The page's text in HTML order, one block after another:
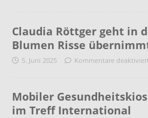
Claudia Röttger geht in
Blumen Risse
5. Juni 2025 Kommentare deaktiviert
Mobiler
im Treff International